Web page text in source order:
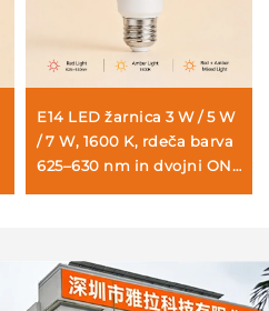
E14 LED žarnica 3 W / 5 W
/ 7 W, 1600 K, rdeča barva
625–630 nm in dvojni ON,
3 načini, brez modre